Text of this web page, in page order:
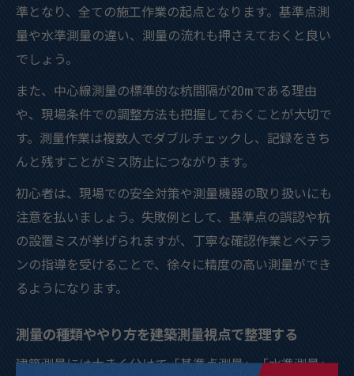
準となり、全ての施工作業の起点となります。基準点測
量や水準測量の違い、測量の流れも押さえておくと良い
でしょう。
また、中心線測量の標準的な杭間隔が20mである理由
や、現場条件での調整方法も把握しておくことが大切で
す。測量作業は複数人でダブルチェックし、記録をきち
んと残すことがミス防止につながります。
初心者は、現場での安全対策や測量機器の取り扱いにも
注意を払いましょう。失敗例として、基準点の誤認や杭
の設置ミスが挙げられますが、丁寧な確認作業とベテラ
ンの指導を受けることで、徐々に精度の高い測量ができ
るようになります。
測量の種類ややり方を建築測量視点で整理する
建築測量には大きく分けて「基準点測量」「水準測量」